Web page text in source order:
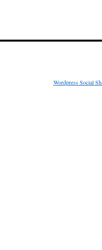
Wordpress Social